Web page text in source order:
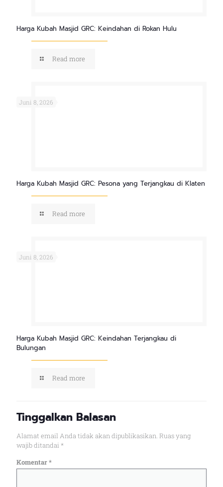
Harga Kubah Masjid GRC: Keindahan di Rokan Hulu
Read more
Juni 8, 2026
Harga Kubah Masjid GRC: Pesona yang Terjangkau di Klaten
Read more
Juni 8, 2026
Harga Kubah Masjid GRC: Keindahan Terjangkau di
Bulungan
Read more
Tinggalkan Balasan
Alamat email Anda tidak akan dipublikasikan. Ruas yang
wajib ditandai *
Komentar*